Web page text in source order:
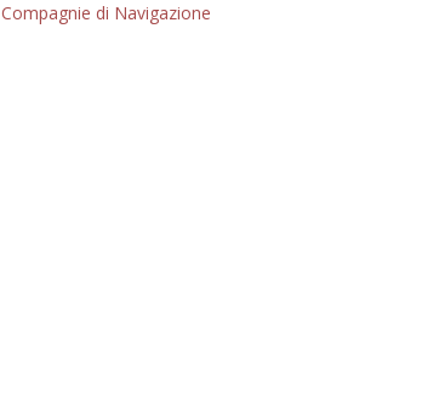
Compagnie di Navigazione